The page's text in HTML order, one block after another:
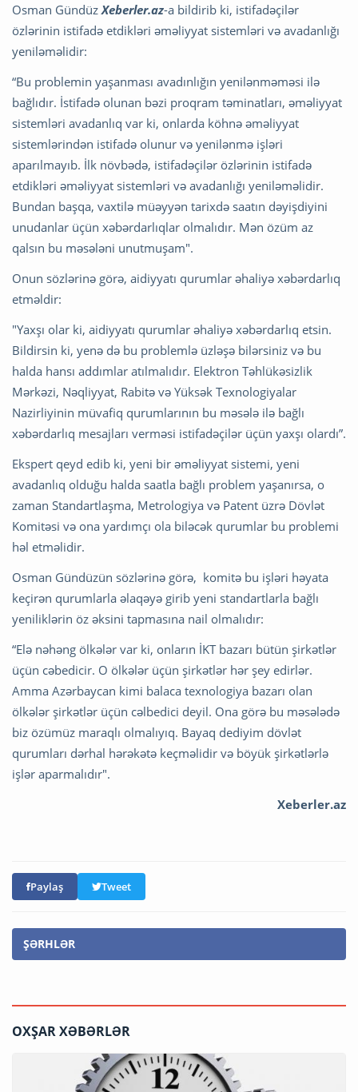
Osman Gündüz Xeberler.az-a bildirib ki, istifadəçilər
özlərinin istifadə etdikləri əməliyyat sistemləri və avadanlığı
yeniləməlidir:
“Bu problemin yaşanması avadınlığın yenilənməməsi ilə
bağlıdır. İstifadə olunan bəzi proqram təminatları, əməliyyat
sistemləri avadanlıq var ki, onlarda köhnə əməliyyat
sistemlərindən istifadə olunur və yenilənmə işləri
aparılmayıb. İlk növbədə, istifadəçilər özlərinin istifadə
etdikləri əməliyyat sistemləri və avadanlığı yeniləməlidir.
Bundan başqa, vaxtilə müəyyən tarixdə saatın dəyişdiyini
unudanlar üçün xəbərdarlıqlar olmalıdır. Mən özüm az
qalsın bu məsələni unutmuşam".
Onun sözlərinə görə, aidiyyatı qurumlar əhaliyə xəbərdarlıq
etməldir:
"Yaxşı olar ki, aidiyyatı qurumlar əhaliyə xəbərdarlıq etsin.
Bildirsin ki, yenə də bu problemlə üzləşə bilərsiniz və bu
halda hansı addımlar atılmalıdır. Elektron Təhlükəsizlik
Mərkəzi, Nəqliyyat, Rabitə və Yüksək Texnologiyalar
Nazirliyinin müvafiq qurumlarının bu məsələ ilə bağlı
xəbərdarlıq mesajları verməsi istifadəçilər üçün yaxşı olardı”.
Ekspert qeyd edib ki, yeni bir əməliyyat sistemi, yeni
avadanlıq olduğu halda saatla bağlı problem yaşanırsa, o
zaman Standartlaşma, Metrologiya və Patent üzrə Dövlət
Komitəsi və ona yardımçı ola biləcək qurumlar bu problemi
həl etməlidir.
Osman Gündüzün sözlərinə görə, komitə bu işləri həyata
keçirən qurumlarla əlaqəyə girib yeni standartlarla bağlı
yeniliklərin öz əksini tapmasına nail olmalıdır:
“Elə nəhəng ölkələr var ki, onların İKT bazarı bütün şirkətlər
üçün cəbedicir. O ölkələr üçün şirkətlər hər şey edirlər.
Amma Azərbaycan kimi balaca texnologiya bazarı olan
ölkələr şirkətlər üçün cəlbedici deyil. Ona görə bu məsələdə
biz özümüz maraqlı olmalıyıq. Bayaq dediyim dövlət
qurumları dərhal hərəkətə keçməlidir və böyük şirkətlərlə
işlər aparmalıdır".
Xeberler.az
Paylaş Tweet
ŞƏRHLƏR
OXŞAR XƏBƏRLƏR